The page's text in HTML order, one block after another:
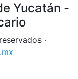
Yucatán -
·